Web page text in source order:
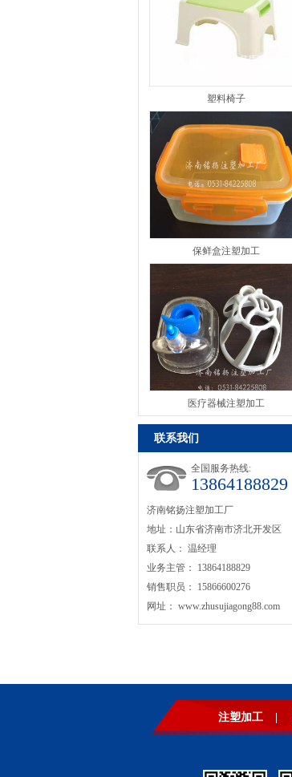
塑料椅子
保鲜盒注塑加工
医疗器械注塑加工
联系我们
全国服务热线:
13864188829
济南铭扬注塑加工厂
地址：山东省济南市济北开发区
联系人： 温经理
业务主管： 13864188829
销售职员： 15866600276
网址： www.zhusujiagong88.com
注塑加工